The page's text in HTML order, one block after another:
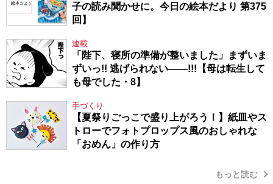
子の読み聞かせに。今日の絵本だより 第375
回】
連載
「陛下、寝所の準備が整いました」まずいま
ずいっ!! 逃げられない――!!!【母は転生して
も母でした・8】
手づくり
【夏祭りごっこで盛り上がろう！】紙皿やス
トローでフォトプロップス風のおしゃれな
「おめん」の作り方
もっと読む